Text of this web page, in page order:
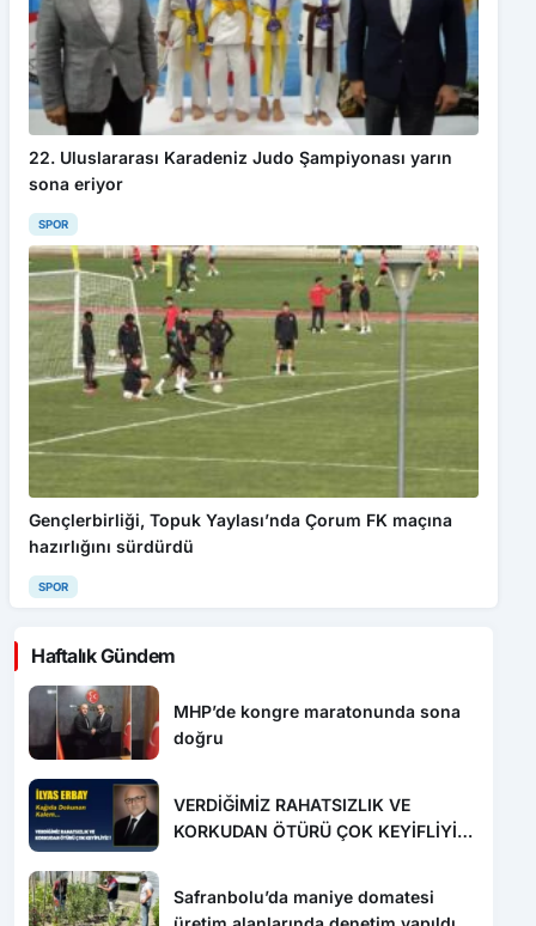
22. Uluslararası Karadeniz Judo Şampiyonası yarın
sona eriyor
SPOR
Gençlerbirliği, Topuk Yaylası’nda Çorum FK maçına
hazırlığını sürdürdü
SPOR
Haftalık Gündem
MHP’de kongre maratonunda sona
doğru
VERDİĞİMİZ RAHATSIZLIK VE
KORKUDAN ÖTÜRÜ ÇOK KEYİFLİYİZ
Safranbolu’da maniye domatesi